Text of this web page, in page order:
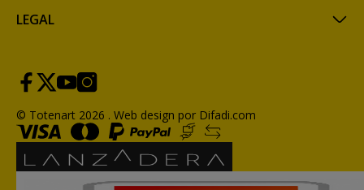
LEGAL
© Totenart 2026 . Web design por Difadi.com